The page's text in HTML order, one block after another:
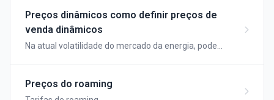
cartões de carregamento. A seguir, explicamos
quando deve utilizar cada tipo e como as sessões de
Preços dinâmicos como definir preços de
venda dinâmicos
Na atual volatilidade do mercado da energia, pode
Preços do roaming